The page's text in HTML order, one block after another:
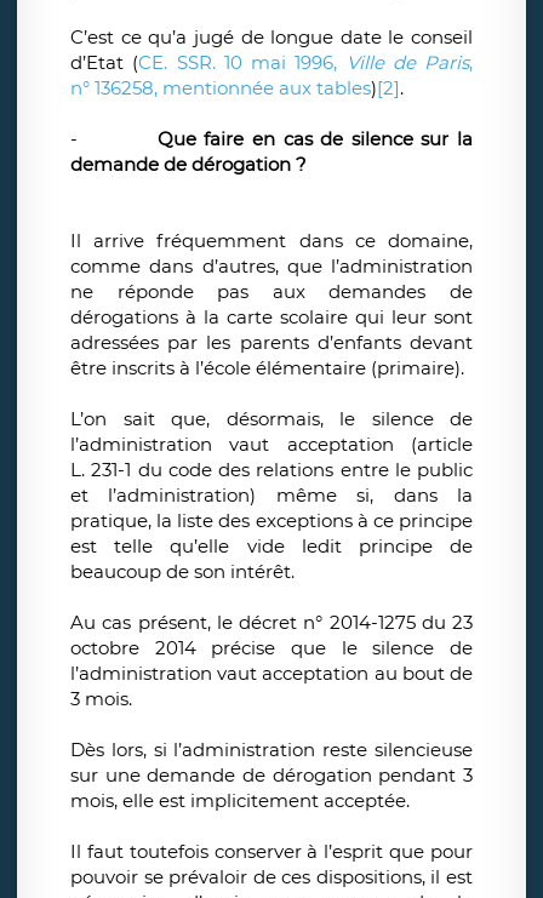
C’est ce qu’a jugé de longue date le conseil
d’Etat (CE. SSR. 10 mai 1996, Ville de Paris,
n° 136258, mentionnée aux tables)[2].
-
Que faire en cas de silence sur la
demande de dérogation ?
Il arrive fréquemment dans ce domaine,
comme dans d’autres, que l’administration
ne réponde pas aux demandes de
dérogations à la carte scolaire qui leur sont
adressées par les parents d’enfants devant
être inscrits à l’école élémentaire (primaire).
L’on sait que, désormais, le silence de
l’administration vaut acceptation (article
L. 231-1 du code des relations entre le public
et l’administration) même si, dans la
pratique, la liste des exceptions à ce principe
est telle qu’elle vide ledit principe de
beaucoup de son intérêt.
Au cas présent, le décret n° 2014-1275 du 23
octobre 2014 précise que le silence de
l’administration vaut acceptation au bout de
3 mois.
Dès lors, si l’administration reste silencieuse
sur une demande de dérogation pendant 3
mois, elle est implicitement acceptée.
Il faut toutefois conserver à l’esprit que pour
pouvoir se prévaloir de ces dispositions, il est